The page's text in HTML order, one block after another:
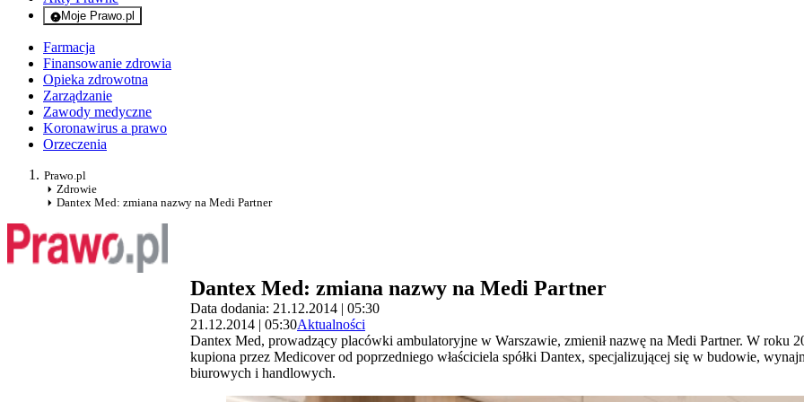
Moje Prawo.pl
- rejestracja i logowanie do serwisu
Farmacja
Finansowanie zdrowia
Opieka zdrowotna
Zarządzanie
Zawody medyczne
Koronawirus a prawo
Orzeczenia
Prawo.pl
Zdrowie
Dantex Med: zmiana nazwy na Medi Partner
Dantex Med: zmiana nazwy na Medi Partner
Data dodania: 21.12.2014 | 05:30
21.12.2014 | 05:30Aktualności
Dantex Med, prowadzący placówki ambulatoryjne w Warszawie, zmienił nazwę na Medi Partner. W roku
kupiona przez Medicover od poprzedniego właściciela spółki Dantex, specjalizującej się w budowie,
biurowych i handlowych.